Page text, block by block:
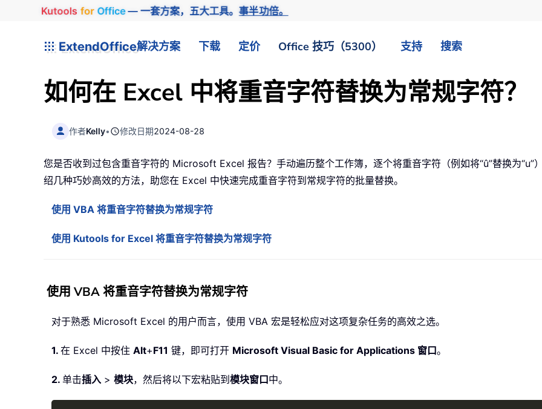
Kutools for Office— 一套方案，五大工具。事半功倍。
ExtendOffice解决方案 下载 定价 Office 技巧（5300） 支持 搜索
如何在 Excel 中将重音字符替换为常规字符？
作者Kelly• 修改日期2024-08-28
您是否收到过包含重音字符的 Microsoft Excel 报告？手动遍历整个工作簿，逐个将重音字符（例如将“û”替换为“u”
绍几种巧妙高效的方法，助您在 Excel 中快速完成重音字符到常规字符的批量替换。
使用 VBA 将重音字符替换为常规字符
使用 Kutools for Excel 将重音字符替换为常规字符
使用 VBA 将重音字符替换为常规字符
对于熟悉 Microsoft Excel 的用户而言，使用 VBA 宏是轻松应对这项复杂任务的高效之选。
1. 在 Excel 中按住 Alt+F11 键，即可打开 Microsoft Visual Basic for Applications 窗口。
2. 单击插入 > 模块，然后将以下宏粘贴到 模块窗口中。